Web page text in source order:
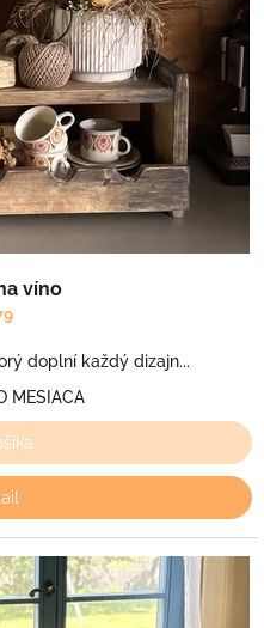
víno
doplní každý dizajn...
MESIACA